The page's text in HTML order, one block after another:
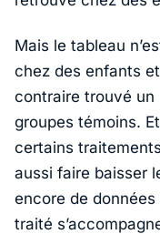
Mais le tableau
chez des enfants
contraire trouvé un
groupes témoins. Et
certains
aussi faire baisser
encore de
traité